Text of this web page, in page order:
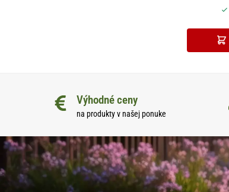
Výhodné ceny
na produkty v našej ponuke